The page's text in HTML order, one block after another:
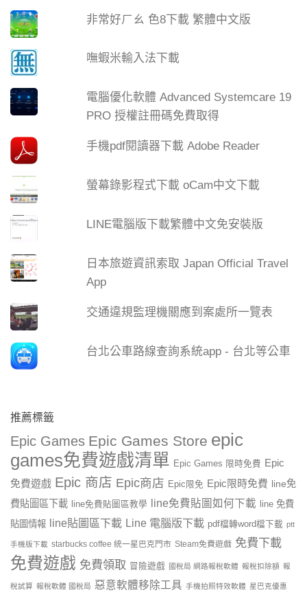
非常好ㄏㄠ 色8下載 繁體中文版
嘸蝦米輸入法下載
電腦優化軟體 Advanced Systemcare 19
PRO 授權註冊碼免費取得
手機pdf閱讀器下載 Adobe Reader
螢幕錄影程式下載 oCam中文下載
LINE電腦版下載繁體中文免安裝版
日本旅遊資訊索取 Japan Official Travel
App
交通違規監理機關應到案處所一覽表
台北公車路線查詢系統app - 台北等公車
推薦標籤
Epic Games Epic Games Store epic
games免費遊戲清單 Epic Games 限時免費 Epic
免費遊戲 Epic 商店 Epic商店 Epic限免 Epic限時免費 line免
費貼圖區下載
line免費貼圖區教學 line免費貼圖如何下載
line 免費
貼圖情報
line貼圖區下載 Line 電腦版下載 pdf檔轉word檔下載 ptt
手機版下載 starbucks coffee 統一星巴克門市 Steam免費遊戲 免費下載
免費遊戲 免費領取 冒險遊戲 國稅局 網路報稅軟體 報稅扣除額 報
稅試算 報稅軟體 國稅局 惡意軟體移除工具 手機拍照特效軟體 星巴克優惠